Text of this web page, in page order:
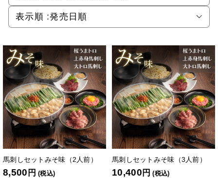
表示順 :発売日順
馬刺しセットみそ味（2人前）
8,500 円 (税込)
馬刺しセットみそ味（3人前）
10,400 円 (税込)